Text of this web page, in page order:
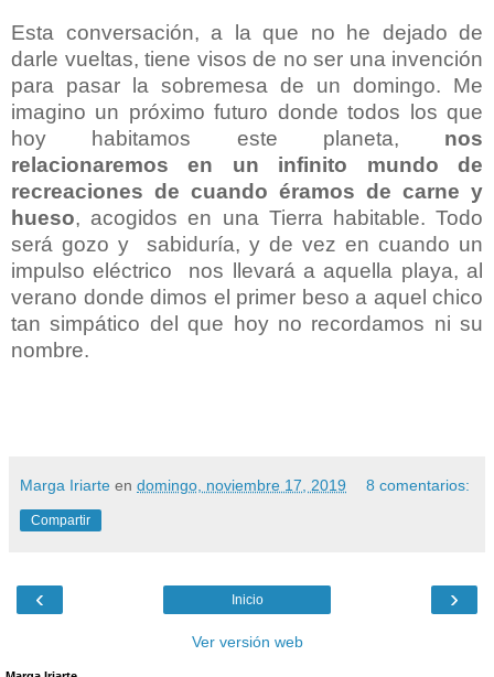
Esta conversación, a la que no he dejado de
darle vueltas, tiene visos de no ser una invención
para pasar la sobremesa de un domingo. Me
imagino un próximo futuro donde todos los que
hoy habitamos este planeta, nos
relacionaremos en un infinito mundo de
recreaciones de cuando éramos de carne y
hueso, acogidos en una Tierra habitable. Todo
será gozo y sabiduría, y de vez en cuando un
impulso eléctrico nos llevará a aquella playa, al
verano donde dimos el primer beso a aquel chico
tan simpático del que hoy no recordamos ni su
nombre.
Marga Iriarte en domingo, noviembre 17, 2019 8 comentarios:
Compartir
‹ ›
Inicio
Ver versión web